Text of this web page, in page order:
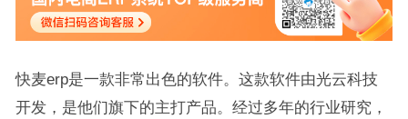
快麦erp是一款非常出色的软件。这款软件由光云科技
开发，是他们旗下的主打产品。经过多年的行业研究，